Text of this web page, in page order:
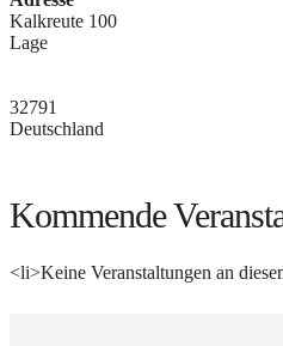
Kalkreute 100
Lage
32791
Deutschland
Kommende
<li>Keine Veranstaltungen an